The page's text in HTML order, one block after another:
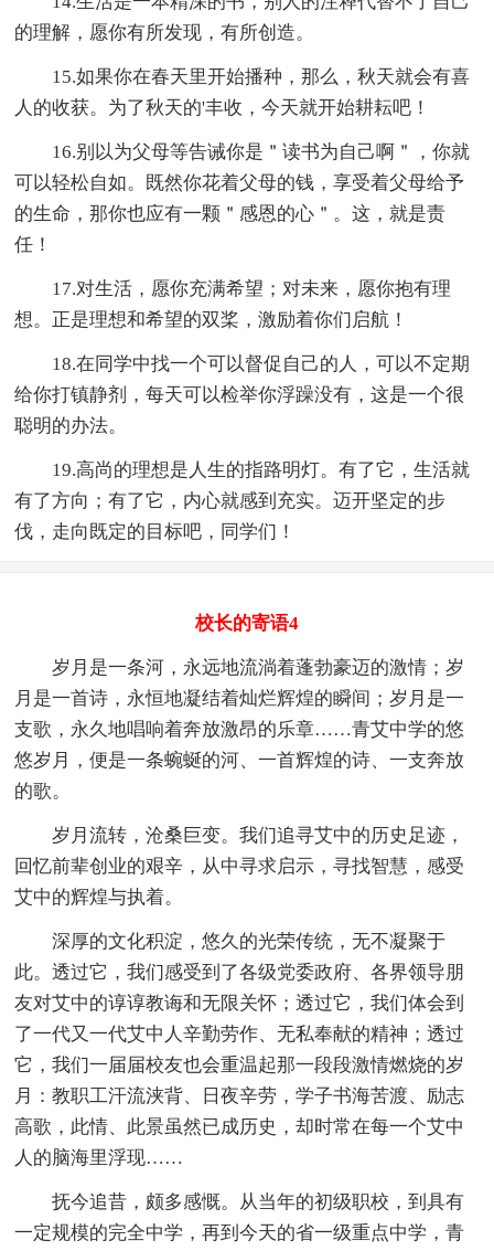
的理解，愿你有所发现，有所创造。
15.如果你在春天里开始播种，那么，秋天就会有喜
人的收获。为了秋天的'丰收，今天就开始耕耘吧！
16.别以为父母等告诫你是＂读书为自己啊＂，你就
可以轻松自如。既然你花着父母的钱，享受着父母给予
的生命，那你也应有一颗＂感恩的心＂。这，就是责
任！
17.对生活，愿你充满希望；对未来，愿你抱有理
想。正是理想和希望的双桨，激励着你们启航！
18.在同学中找一个可以督促自己的人，可以不定期
给你打镇静剂，每天可以检举你浮躁没有，这是一个很
聪明的办法。
19.高尚的理想是人生的指路明灯。有了它，生活就
有了方向；有了它，内心就感到充实。迈开坚定的步
伐，走向既定的目标吧，同学们！
校长的寄语4
岁月是一条河，永远地流淌着蓬勃豪迈的激情；岁
月是一首诗，永恒地凝结着灿烂辉煌的瞬间；岁月是一
支歌，永久地唱响着奔放激昂的乐章……青艾中学的悠
悠岁月，便是一条蜿蜒的河、一首辉煌的诗、一支奔放
的歌。
岁月流转，沧桑巨变。我们追寻艾中的历史足迹，
回忆前辈创业的艰辛，从中寻求启示，寻找智慧，感受
艾中的辉煌与执着。
深厚的文化积淀，悠久的光荣传统，无不凝聚于
此。透过它，我们感受到了各级党委政府、各界领导朋
友对艾中的谆谆教诲和无限关怀；透过它，我们体会到
了一代又一代艾中人辛勤劳作、无私奉献的精神；透过
它，我们一届届校友也会重温起那一段段激情燃烧的岁
月：教职工汗流浃背、日夜辛劳，学子书海苦渡、励志
高歌，此情、此景虽然已成历史，却时常在每一个艾中
人的脑海里浮现……
抚今追昔，颇多感慨。从当年的初级职校，到具有
一定规模的完全中学，再到今天的省一级重点中学，青